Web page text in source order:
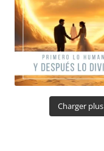
Charger plus